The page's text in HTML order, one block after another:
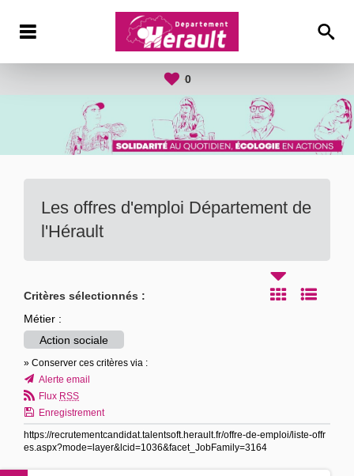
0
Les offres d'emploi Département de
l'Hérault
Critères sélectionnés :
Métier :
Action sociale
» Conserver ces critères via :
Alerte email
Flux RSS
Enregistrement
https://recrutementcandidat.talentsoft.herault.fr/offre-de-emploi/liste-offr
es.aspx?mode=layer&lcid=1036&facet_JobFamily=3164